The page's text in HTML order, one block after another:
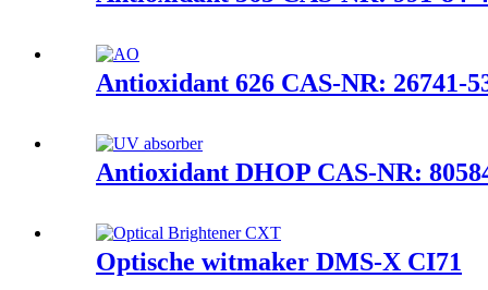
Antioxidant 626 CAS-NR: 26741-
Antioxidant DHOP CAS-NR:
Optische witmaker DMS-X CI71